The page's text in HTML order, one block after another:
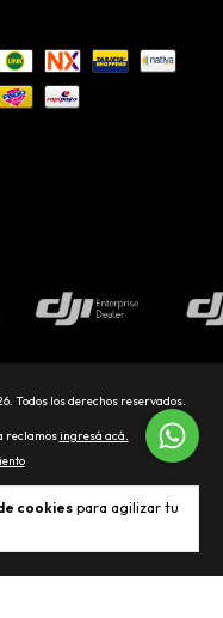
cookiespara agilizar tu
Todos los derechos reservados.
reclamosingresá acá.